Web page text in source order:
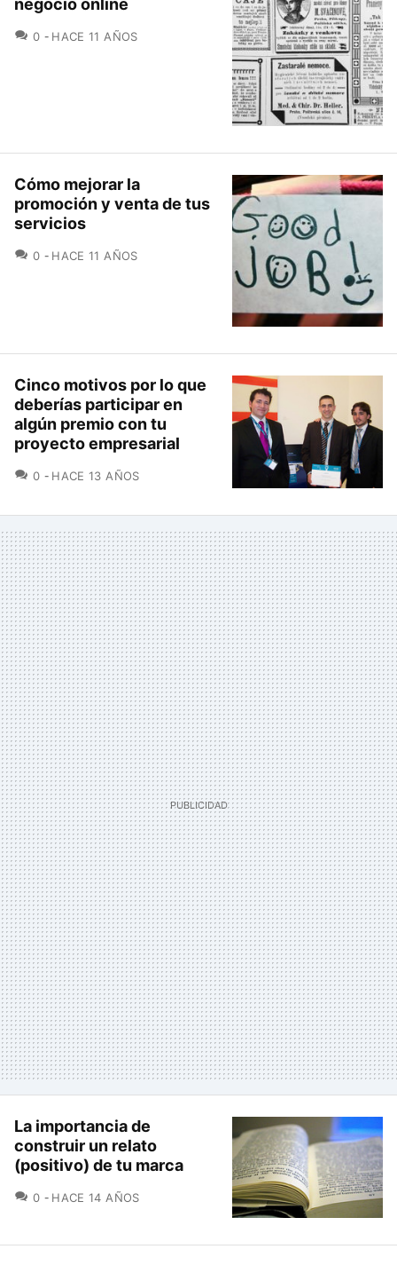
negocio online
0 COMENTARIOS
HACE 11 AÑOS
Cómo mejorar la
promoción y venta de tus
servicios
0 COMENTARIOS
HACE 11 AÑOS
Cinco motivos por lo que
deberías participar en
algún premio con tu
proyecto empresarial
0 COMENTARIOS
HACE 13 AÑOS
La importancia de
construir un relato
(positivo) de tu marca
0 COMENTARIOS
HACE 14 AÑOS